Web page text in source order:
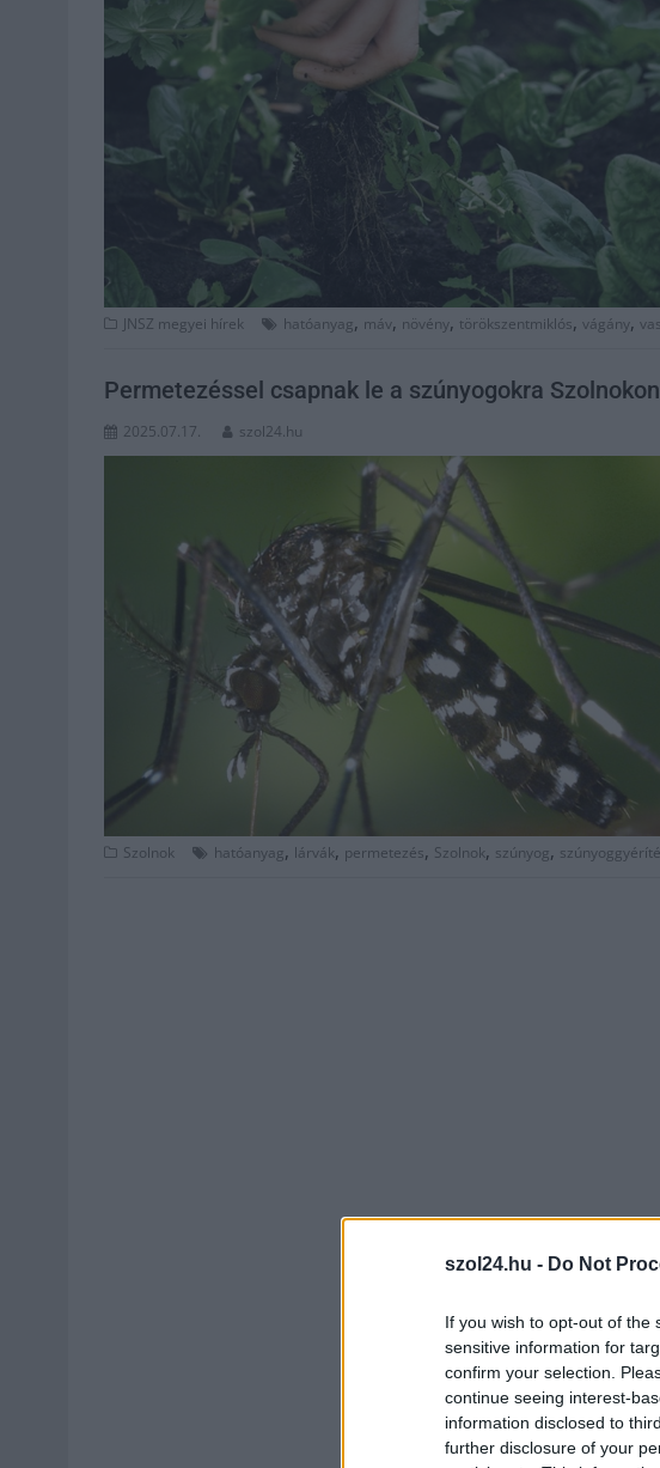
szol24.hu - Do Not
If you wish to opt-out of the
sensitive information for
confirm your selection.
continue seeing interest-
information disclosed to
further disclosure of your
JNSZ megyei hírek hatóanyag, máv, növény, törökszentmiklós, vágány,
Permetezéssel csapnak le a szúnyogokra Szolnokon
2025.07.17. szol24.hu
Szolnok hatóanyag, lárvák, permetezés, Szolnok, szúnyog,